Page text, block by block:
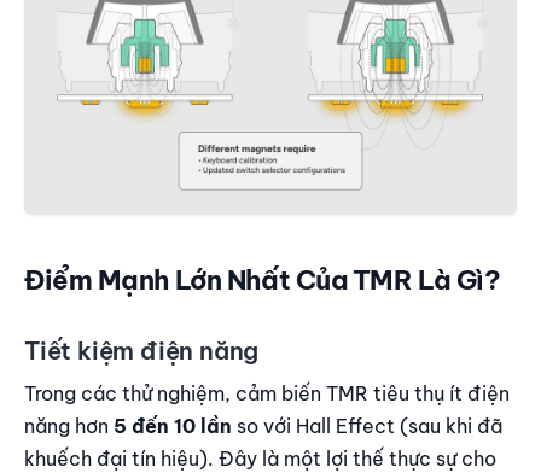
Điểm Mạnh Lớn Nhất Của TMR Là Gì?
Tiết kiệm điện năng
Trong các thử nghiệm, cảm biến TMR tiêu thụ ít điện
năng hơn 5 đến 10 lần so với Hall Effect (sau khi đã
khuếch đại tín hiệu). Đây là một lợi thế thực sự cho